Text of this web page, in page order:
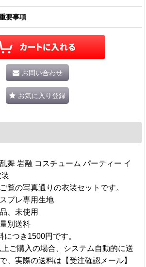
要事項
お問い合わせ
お気に入り登録
舞 岩融 コスチューム パーティー イ
覧の写真通りの衣装セットです。
プレ専用生地
、未使用
別送料
つき1500円です。
ご購入の場合、システム自動的に送
、実際の送料は【受注確認メール】